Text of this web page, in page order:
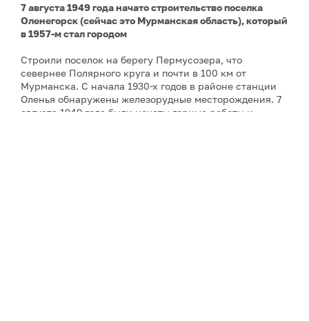
7 августа 1949 года начато строительство поселка
Оленегорск (сейчас это Мурманская область), который
в 1957-м стал городом
Строили поселок на берегу Пермусозера, что
севернее Полярного круга и почти в 100 км от
Мурманска. С начала 1930-х годов в районе станции
Оленья обнаружены железорудные месторождения. 7
августа 1949 года были начаты горные работы и